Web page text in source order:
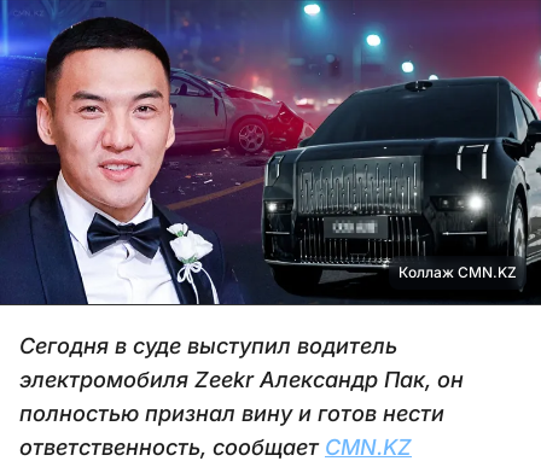
Коллаж CMN.KZ
Сегодня в суде выступил водитель
электромобиля Zeekr Александр Пак, он
полностью признал вину и готов нести
ответственность, сообщает CMN.KZ